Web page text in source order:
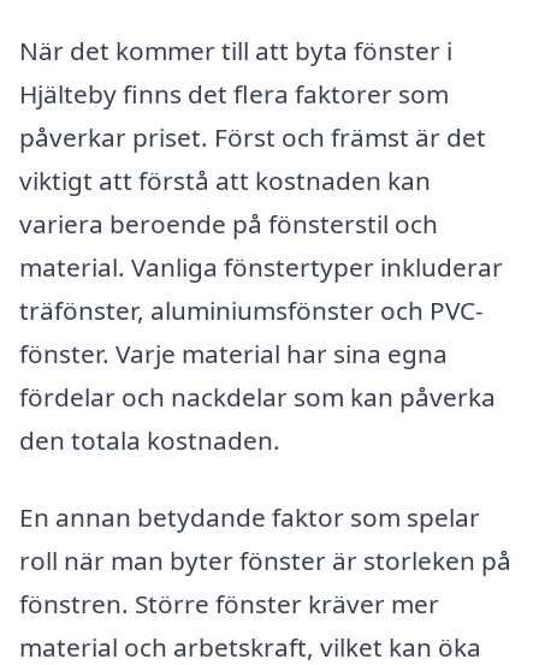
När det kommer till att byta fönster i
Hjälteby finns det flera faktorer som
påverkar priset. Först och främst är det
viktigt att förstå att kostnaden kan
variera beroende på fönsterstil och
material. Vanliga fönstertyper inkluderar
träfönster, aluminiumsfönster och PVC-
fönster. Varje material har sina egna
fördelar och nackdelar som kan påverka
den totala kostnaden.
En annan betydande faktor som spelar
roll när man byter fönster är storleken på
fönstren. Större fönster kräver mer
material och arbetskraft, vilket kan öka